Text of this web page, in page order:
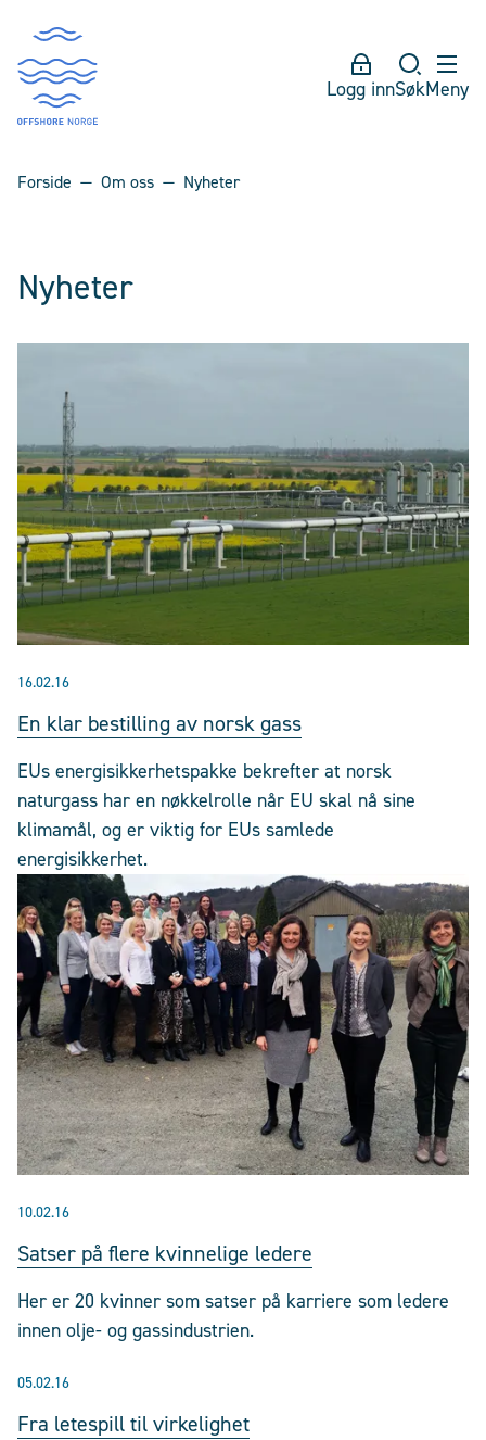
Logg innSøkMeny
Forside Om oss Nyheter
Nyheter
16.02.16
En klar bestilling av norsk gass
EUs energisikkerhetspakke bekrefter at norsk
naturgass har en nøkkelrolle når EU skal nå sine
klimamål, og er viktig for EUs samlede
energisikkerhet.
10.02.16
Satser på flere kvinnelige ledere
Her er 20 kvinner som satser på karriere som ledere
innen olje- og gassindustrien.
05.02.16
Fra letespill til virkelighet